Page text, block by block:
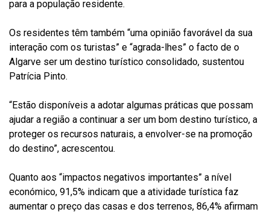
para a população residente.
Os residentes têm também “uma opinião favorável da sua
interação com os turistas” e “agrada-lhes” o facto de o
Algarve ser um destino turístico consolidado, sustentou
Patrícia Pinto.
“Estão disponíveis a adotar algumas práticas que possam
ajudar a região a continuar a ser um bom destino turístico, a
proteger os recursos naturais, a envolver-se na promoção
do destino”, acrescentou.
Quanto aos “impactos negativos importantes” a nível
económico, 91,5% indicam que a atividade turística faz
aumentar o preço das casas e dos terrenos, 86,4% afirmam